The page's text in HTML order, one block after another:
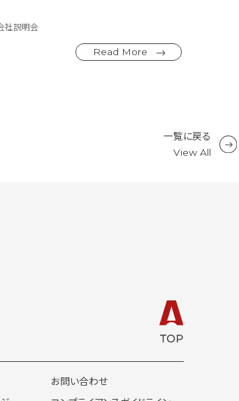
社説明会
Read More
一覧に戻る
View All
お問い合わせ